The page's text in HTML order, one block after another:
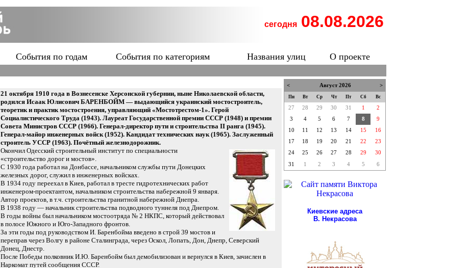
сегодня 08.08.2026
События по годам События по категориям Названия улиц
О проекте
21 октября 1910 года в Вознесенске Херсонской губернии, ныне Николаевской области,
родился Исаак Юлисович БАРЕНБОЙМ — выдающийся украинский мостостроитель,
теоретик и практик мостостроения, управляющий «Мостотрестом-1». Герой
Социалистического Труда (1943). Лауреат Государственной премии СССР (1948) и премии
Совета Министров СССР (1966). Генерал-директор пути и строительства II ранга (1945).
Генерал-майор инженерных войск (1952). Кандидат технических наук (1965). Заслуженный
строитель УССР (1963). Почётный железнодорожник.
Окончил Одесский строительный институт по специальности
«строительство дорог и мостов».
С 1930 года работал на Донбассе, начальником службы пути Донецких
железных дорог, служил в инженерных войсках.
В 1934 году переехал в Киев, работал в тресте гидротехнических работ
инженером-проектантом, начальником строительства набережной 9 января.
Автор проектов, в т.ч. строительства гранитной набережной Днепра.
В 1938 году — начальник строительства подводного туннеля под Днепром.
В годы войны был начальником мостоотряда № 2 НКПС, который действовал
в полосе Южного и Юго-Западного фронтов.
За эти годы под руководством И. Баренбойма введено в строй 39 мостов и
переправ через Волгу в районе Сталинграда, через Оскол, Лопать, Дон, Днепр, Северский
Донец, Днестр.
После Победы полковник И.Ю. Баренбойм был демобилизован и вернулся в Киев, зачислен в
Наркомат путей сообщения СССР.
< Август 2026 >
Пн Вт Ср Чт Пт Сб Вс
27 28 29 30 31 1
2
3
4 5 6 7 8
9
10
11 12 13 14 15
16
17
18 19 20 21 22
23
24
25 26 27 28 29 30
31 1 2 3 4 5 6
Киевские адреса
В. Некрасова